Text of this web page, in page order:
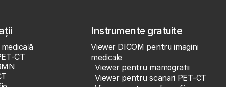
CT
Instrumente gratuite
Viewer DICOM pentru imagini
medicale
Viewer pentru mamografii
Viewer pentru scanari PET-CT